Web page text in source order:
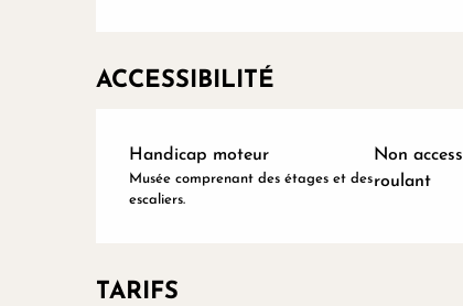
ACCESSIBILITÉ
Handicap moteur
Musée comprenant des étages et des
escaliers.
Non
roulant
TARIFS